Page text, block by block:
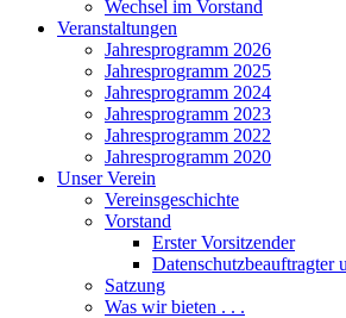
Wechsel im Vorstand
Veranstaltungen
Jahresprogramm 2026
Jahresprogramm 2025
Jahresprogramm 2024
Jahresprogramm 2023
Jahresprogramm 2022
Jahresprogramm 2020
Unser Verein
Vereinsgeschichte
Vorstand
Erster Vorsitzender
Datenschutzbeauftragter
Satzung
Was wir bieten . . .